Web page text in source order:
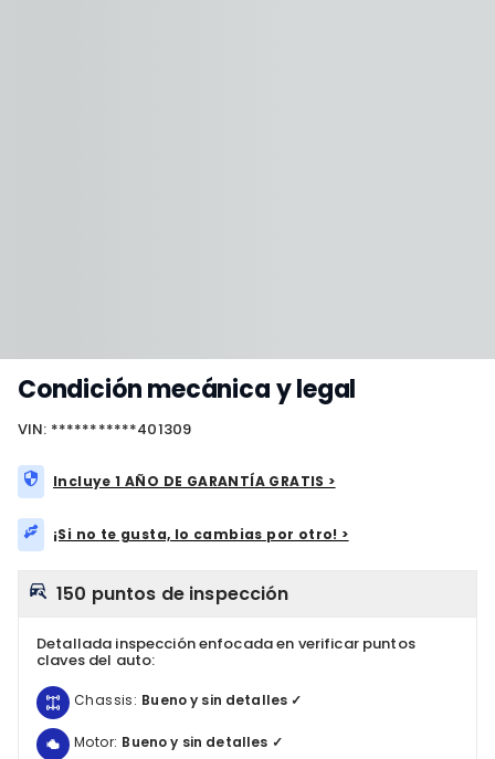
Condición mecánica y legal
VIN: ***********401309
Incluye 1 AÑO DE GARANTÍA GRATIS >
¡Si no te gusta, lo cambias por otro! >
150 puntos de inspección
Detallada inspección enfocada en verificar puntos
claves del auto:
Chassis: Bueno y sin detalles ✓
Motor: Bueno y sin detalles ✓